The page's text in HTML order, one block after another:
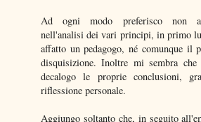
Ad ogni modo preferisco non
nell'analisi dei vari principi, in primo
affatto un pedagogo, né comunque il
disquisizione. Inoltre mi sembra che
decalogo le proprie conclusioni,
riflessione personale.
Aggiungo soltanto che, in seguito